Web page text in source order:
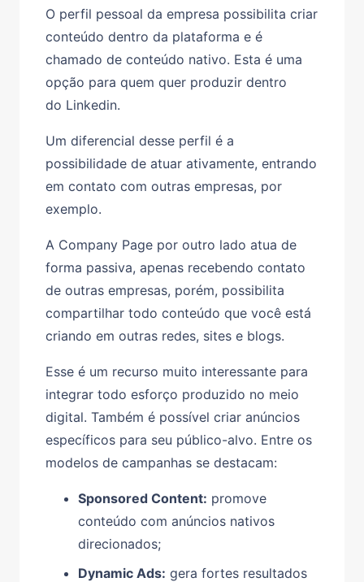
O perfil pessoal da empresa possibilita criar
conteúdo dentro da plataforma e é
chamado de conteúdo nativo. Esta é uma
opção para quem quer produzir dentro
do Linkedin.
Um diferencial desse perfil é a
possibilidade de atuar ativamente, entrando
em contato com outras empresas, por
exemplo.
A Company Page por outro lado atua de
forma passiva, apenas recebendo contato
de outras empresas, porém, possibilita
compartilhar todo conteúdo que você está
criando em outras redes, sites e blogs.
Esse é um recurso muito interessante para
integrar todo esforço produzido no meio
digital. Também é possível criar anúncios
específicos para seu público-alvo. Entre os
modelos de campanhas se destacam:
Sponsored Content: promove
conteúdo com anúncios nativos
direcionados;
Dynamic Ads: gera fortes resultados